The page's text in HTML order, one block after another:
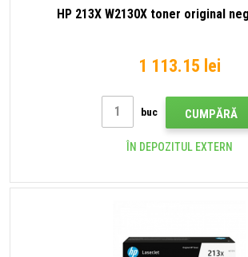
HP 213X W2130X toner original
1 113.15 lei
buc CUMPĂRĂ
ÎN DEPOZITUL EXTERN